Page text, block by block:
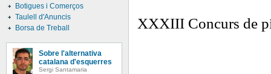
Botigues i Comerços
Taulell d'Anuncis
Borsa de Treball
Sobre l'alternativa
catalana d'esquerres
Sergi Santamaria
XXXIII Concurs de